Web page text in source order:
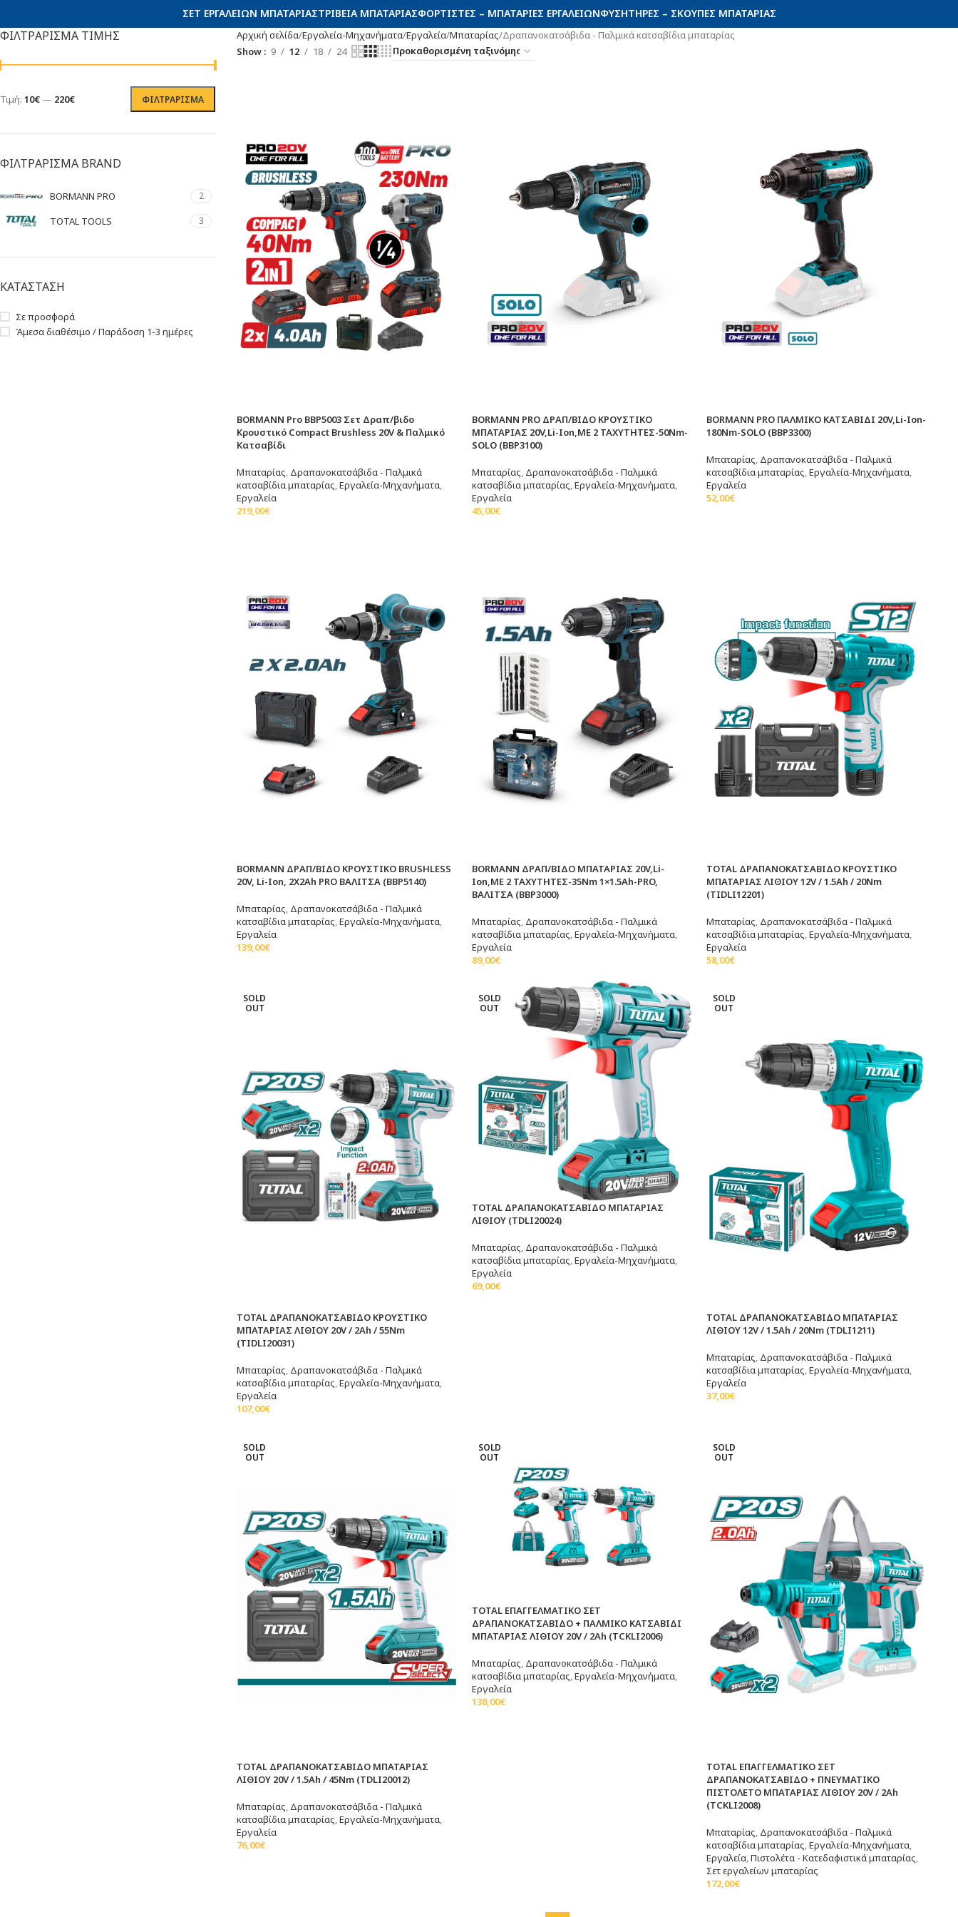
ΣΕΤ ΕΡΓΑΛΕΊΩΝ ΜΠΑΤΑΡΊΑΣΤΡΙΒΕΊΑ ΜΠΑΤΑΡΊΑΣΦΟΡΤΙΣΤΈΣ – ΜΠΑΤΑΡΊΕΣ ΕΡΓΑΛΕΊΩΝΦΥΣΗΤΉΡΕΣ – ΣΚΟΎΠΕΣ ΜΠΑΤΑΡΊΑΣ
ΦΙΛΤΡΑΡΙΣΜΑ ΤΙΜΗΣ
ΦΙΛΤΡΆΡΙΣΜΑ
Τιμή: 10€ — 220€
ΦΙΛΤΡΑΡΙΣΜΑ BRAND
BORMANN PRO 2
TOTAL TOOLS 3
ΚΑΤΑΣΤΑΣΗ
Σε προσφορά
Άμεσα διαθέσιμο / Παράδοση 1-3 ημέρες
Αρχική σελίδα Εργαλεία-Μηχανήματα Εργαλεία Μπαταρίας Δραπανοκατσάβιδα - Παλμικά κατσαβίδια μπαταρίας
Show
9 12 18 24
BORMANN Pro BBP5003 Σετ Δραπ/βιδο
Κρουστικό Compact Brushless 20V & Παλμικό
Κατσαβίδι
Μπαταρίας, Δραπανοκατσάβιδα - Παλμικά
κατσαβίδια μπαταρίας,Εργαλεία-Μηχανήματα,
Εργαλεία
219,00€
BORMANN PRO ΔΡΑΠ/ΒΙΔΟ ΚΡΟΥΣΤΙΚΟ
ΜΠΑΤΑΡΙΑΣ 20V,Li-Ion,ΜΕ 2 ΤΑΧΥΤΗΤΕΣ-50Nm-
SOLO (BBP3100)
Μπαταρίας, Δραπανοκατσάβιδα - Παλμικά
κατσαβίδια μπαταρίας,Εργαλεία-Μηχανήματα,
Εργαλεία
45,00€
BORMANN PRO ΠΑΛΜΙΚΟ ΚΑΤΣΑΒΙΔΙ 20V,Li-Ion-
180Nm-SOLO (BBP3300)
Μπαταρίας, Δραπανοκατσάβιδα - Παλμικά
κατσαβίδια μπαταρίας,Εργαλεία-Μηχανήματα,
Εργαλεία
52,00€
BORMANN ΔΡΑΠ/ΒΙΔΟ ΚΡΟΥΣΤΙΚΟ BRUSHLESS
20V, Li-Ion, 2X2Ah PRO ΒΑΛΙΤΣΑ (BBP5140)
Μπαταρίας Δραπανοκατσάβιδα - Παλμικά
κατσαβίδια μπαταρίας ,Εργαλεία-Μηχανήματα
Εργαλεία
139,00€
BORMANN ΔΡΑΠ/ΒΙΔΟ ΜΠΑΤΑΡΙΑΣ 20V,Li-
Ion,ΜΕ 2 ΤΑΧΥΤΗΤΕΣ-35Nm 1×1.5Ah-PRO,
ΒΑΛΙΤΣΑ (BBP3000)
Μπαταρίας Δραπανοκατσάβιδα - Παλμικά
κατσαβίδια μπαταρίας Εργαλεία-Μηχανήματα
Εργαλεία
89,00€
TOTAL ΔΡΑΠΑΝΟΚΑΤΣΑΒΙΔΟ ΚΡΟΥΣΤΙΚΟ
ΜΠΑΤΑΡΙΑΣ ΛΙΘΙΟΥ 12V / 1.5Ah / 20Nm
(TIDLI12201)
Μπαταρίας Δραπανοκατσάβιδα - Παλμικά
κατσαβίδια μπαταρίας Εργαλεία-Μηχανήματα
Εργαλεία
58,00€
SOLD
OUT
TOTAL ΔΡΑΠΑΝΟΚΑΤΣΑΒΙΔΟ ΚΡΟΥΣΤΙΚΟ
ΜΠΑΤΑΡΙΑΣ ΛΙΘΙΟΥ 20V / 2Ah / 55Nm
(TIDLI20031)
Μπαταρίας, Δραπανοκατσάβιδα - Παλμικά
κατσαβίδια μπαταρίας,Εργαλεία-Μηχανήματα,
Εργαλεία
107,00€
SOLD
OUT
TOTAL ΔΡΑΠΑΝΟΚΑΤΣΑΒΙΔΟ ΜΠΑΤΑΡΙΑΣ
ΛΙΘΙΟΥ (TDLI20024)
Μπαταρίας, Δραπανοκατσάβιδα - Παλμικά
κατσαβίδια μπαταρίας,Εργαλεία-Μηχανήματα,
Εργαλεία
69,00€
SOLD
OUT
TOTAL ΔΡΑΠΑΝΟΚΑΤΣΑΒΙΔΟ ΜΠΑΤΑΡΙΑΣ
ΛΙΘΙΟΥ 12V / 1.5Ah / 20Nm (TDLI1211)
Μπαταρίας, Δραπανοκατσάβιδα - Παλμικά
κατσαβίδια μπαταρίας,Εργαλεία-Μηχανήματα,
Εργαλεία
37,00€
SOLD
OUT
TOTAL ΔΡΑΠΑΝΟΚΑΤΣΑΒΙΔΟ ΜΠΑΤΑΡΙΑΣ
ΛΙΘΙΟΥ 20V / 1.5Ah / 45Nm (TDLI20012)
Μπαταρίας, Δραπανοκατσάβιδα - Παλμικά
κατσαβίδια μπαταρίας,Εργαλεία-Μηχανήματα,
Εργαλεία
76,00€
SOLD
OUT
TOTAL ΕΠΑΓΓΕΛΜΑΤΙΚΟ ΣΕΤ
ΔΡΑΠΑΝΟΚΑΤΣΑΒΙΔΟ + ΠΑΛΜΙΚΟ ΚΑΤΣΑΒΙΔΙ
ΜΠΑΤΑΡΙΑΣ ΛΙΘΙΟΥ 20V / 2Ah (TCKLI2006)
Μπαταρίας, Δραπανοκατσάβιδα - Παλμικά
κατσαβίδια μπαταρίας,Εργαλεία-Μηχανήματα,
Εργαλεία
138,00€
SOLD
OUT
TOTAL ΕΠΑΓΓΕΛΜΑΤΙΚΟ ΣΕΤ
ΔΡΑΠΑΝΟΚΑΤΣΑΒΙΔΟ + ΠΝΕΥΜΑΤΙΚΟ
ΠΙΣΤΟΛΕΤΟ ΜΠΑΤΑΡΙΑΣ ΛΙΘΙΟΥ 20V / 2Ah
(TCKLI2008)
Μπαταρίας, Δραπανοκατσάβιδα - Παλμικά
κατσαβίδια μπαταρίας,Εργαλεία-Μηχανήματα,
Εργαλεία,Πιστολέτα - Κατεδαφιστικά μπαταρίας,
Σετ εργαλείων μπαταρίας
172,00€